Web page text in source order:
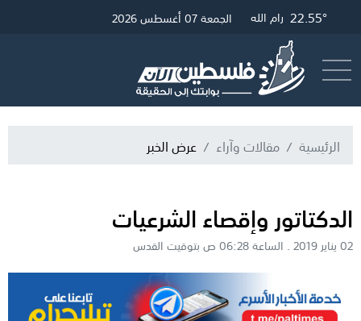
27.89° غزة 22.79° القدس 22.55° رام الله الجمعة 07 أغسطس 2026
الرئيسية مقالات وآراء عرض الخبر
​الدكتاتور وإقصاء الشرعيات
02 يناير 2019 . الساعة 06:28 ص بتوقيت القدس